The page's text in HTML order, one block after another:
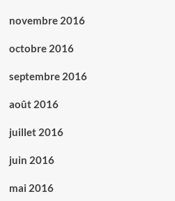
novembre 2016
octobre 2016
septembre 2016
août 2016
juillet 2016
juin 2016
mai 2016